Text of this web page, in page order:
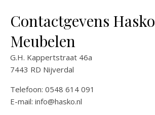
Contactgevens Hasko
Meubelen
G.H. Kappertstraat 46a
7443 RD Nijverdal
Telefoon: 0548 614 091
E-mail: info@hasko.nl